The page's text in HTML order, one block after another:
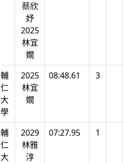
蔡欣
妤
2025
林宜
嫺
輔
仁
大
學
2025
林宜
嫺
08:48.61 3
輔
仁
大
2029
林雅
淳
07:27.95 1